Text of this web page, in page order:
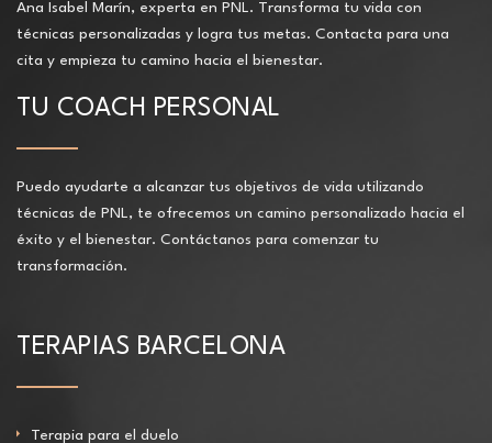
Ana Isabel Marín, experta en PNL. Transforma tu vida con
técnicas personalizadas y logra tus metas. Contacta para una
cita y empieza tu camino hacia el bienestar.
TU COACH PERSONAL
Puedo ayudarte a alcanzar tus objetivos de vida utilizando
técnicas de PNL, te ofrecemos un camino personalizado hacia el
éxito y el bienestar. Contáctanos para comenzar tu
transformación.
TERAPIAS BARCELONA
Terapia para el duelo